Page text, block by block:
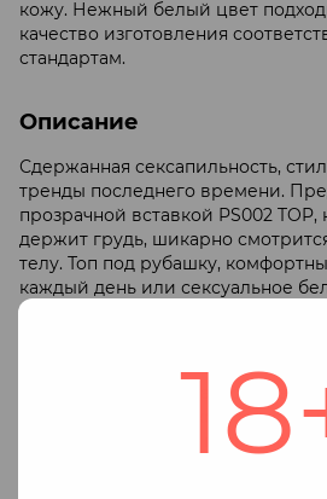
кожу. Нежный белый цвет
качество изготовления
стандартам.
Описание
Сдержанная сексапильность,
тренды последнего времени.
прозрачной вставкой PS002
держит грудь, шикарно
телу. Топ под рубашку,
каждый день или сексуальное
сочетается все, что нужно.
В данной модели удачно
с волнующей вставкой-сеткой и
сзади. Такой дизайн позволяет